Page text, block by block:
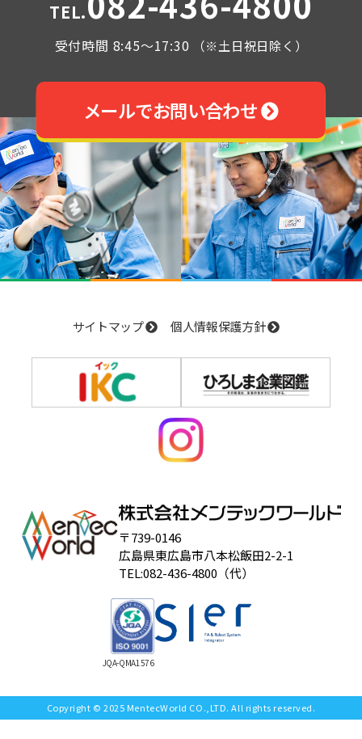
TEL.
受付時間 8:45～17:30 （※土日祝日除く）
メールでお問い合わせ
〒739-0146
広島県東広島市八本松飯田2-2-1
TEL:082-436-4800（代）
JQA-QMA1576
サイトマップ 個人情報保護方針
Copyright © 2025 MentecWorld CO.,LTD. All rights reserved.